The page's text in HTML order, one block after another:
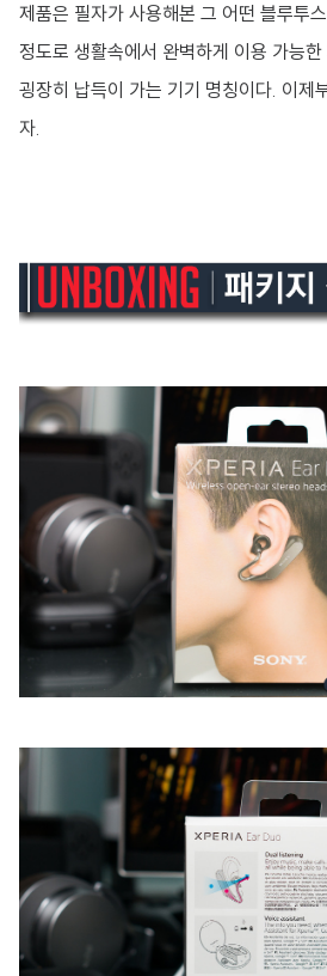
제품은 필자가 사용해본 그 어떤 블루투
정도로 생활속에서 완벽하게 이용 가능
굉장히 납득이 가는 기기 명칭이다. 이제
자.